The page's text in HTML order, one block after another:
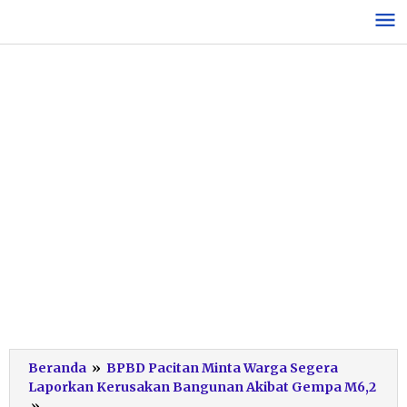
konten
Beranda » BPBD Pacitan Minta Warga Segera
Laporkan Kerusakan Bangunan Akibat Gempa M6,2